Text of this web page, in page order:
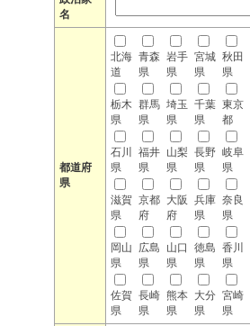
名
都道府
県
北海
道
青森
県
岩手
県
宮城
県
秋田
県
栃木
県
群馬
県
埼玉
県
千葉
県
東京
都
石川
県
福井
県
山梨
県
長野
県
岐阜
県
滋賀
県
京都
府
大阪
府
兵庫
県
奈良
県
岡山
県
広島
県
山口
県
徳島
県
香川
県
佐賀
県
長崎
県
熊本
県
大分
県
宮崎
県